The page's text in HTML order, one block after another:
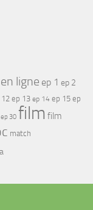
en ligne ep 1 ep 2
ep 13 ep 14 ep 15 ep
ep 30 film film
match